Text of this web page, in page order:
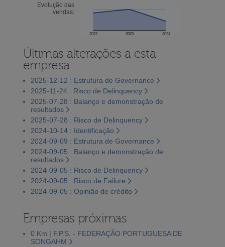
Evolução das
vendas:
2022 2023 2024
Últimas alterações a esta
empresa
2025-12-12 : Estrutura de Governance
2025-11-24 : Risco de Delinquency
2025-07-28 : Balanço e demonstração de
resultados
2025-07-28 : Risco de Delinquency
2024-10-14 : Identificação
2024-09-09 : Estrutura de Governance
2024-09-05 : Balanço e demonstração de
resultados
2024-09-05 : Risco de Delinquency
2024-09-05 : Risco de Failure
2024-09-05 : Opinião de crédito
Empresas próximas
0 Km | F.P.S. - FEDERAÇÃO PORTUGUESA DE
SONGAHM